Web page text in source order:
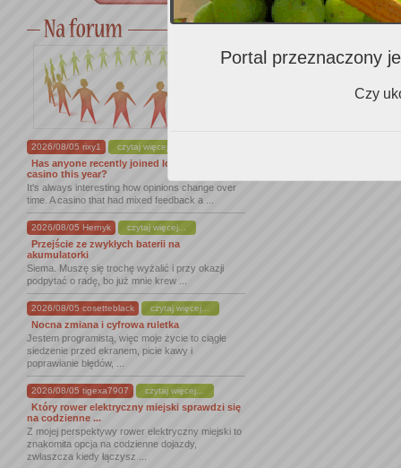
2026/08/05 rixy1 czytaj więcej...
Has anyone recently joined lordofspins
casino this year?
It's always interesting how opinions change over
time. A casino that had mixed feedback a ...
2026/08/05 Hernyk czytaj więcej...
Przejście ze zwykłych baterii na
akumulatorki
Siema. Muszę się trochę wyżalić i przy okazji
podpytać o radę, bo już mnie krew ...
2026/08/05 cosetteblack czytaj więcej...
Nocna zmiana i cyfrowa ruletka
Jestem programistą, więc moje życie to ciągłe
siedzenie przed ekranem, picie kawy i
poprawianie błędów, ...
2026/08/05 tigexa7907 czytaj więcej...
Który rower elektryczny miejski sprawdzi się
na codzienne ...
Z mojej perspektywy rower elektryczny miejski to
znakomita opcja na codzienne dojazdy,
zwłaszcza kiedy łączysz ...
Portal przeznaczony
Czy